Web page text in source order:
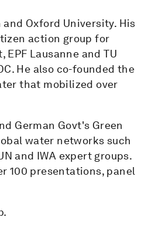
Oxford University. His
action group for
Lausanne and TU
He also co-founded the
that mobilized over
German Govt's Green
water networks such
and IWA expert groups.
100 presentations, panel